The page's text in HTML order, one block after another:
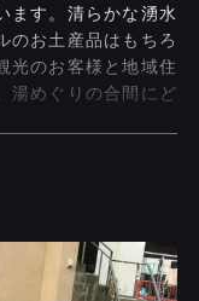
ます。清らかな湧水
のお土産品はもちろ
光のお客様と地域住
湯めぐりの合間にど